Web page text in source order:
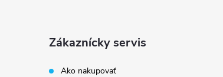
Zákaznícky servis
Ako nakupovať